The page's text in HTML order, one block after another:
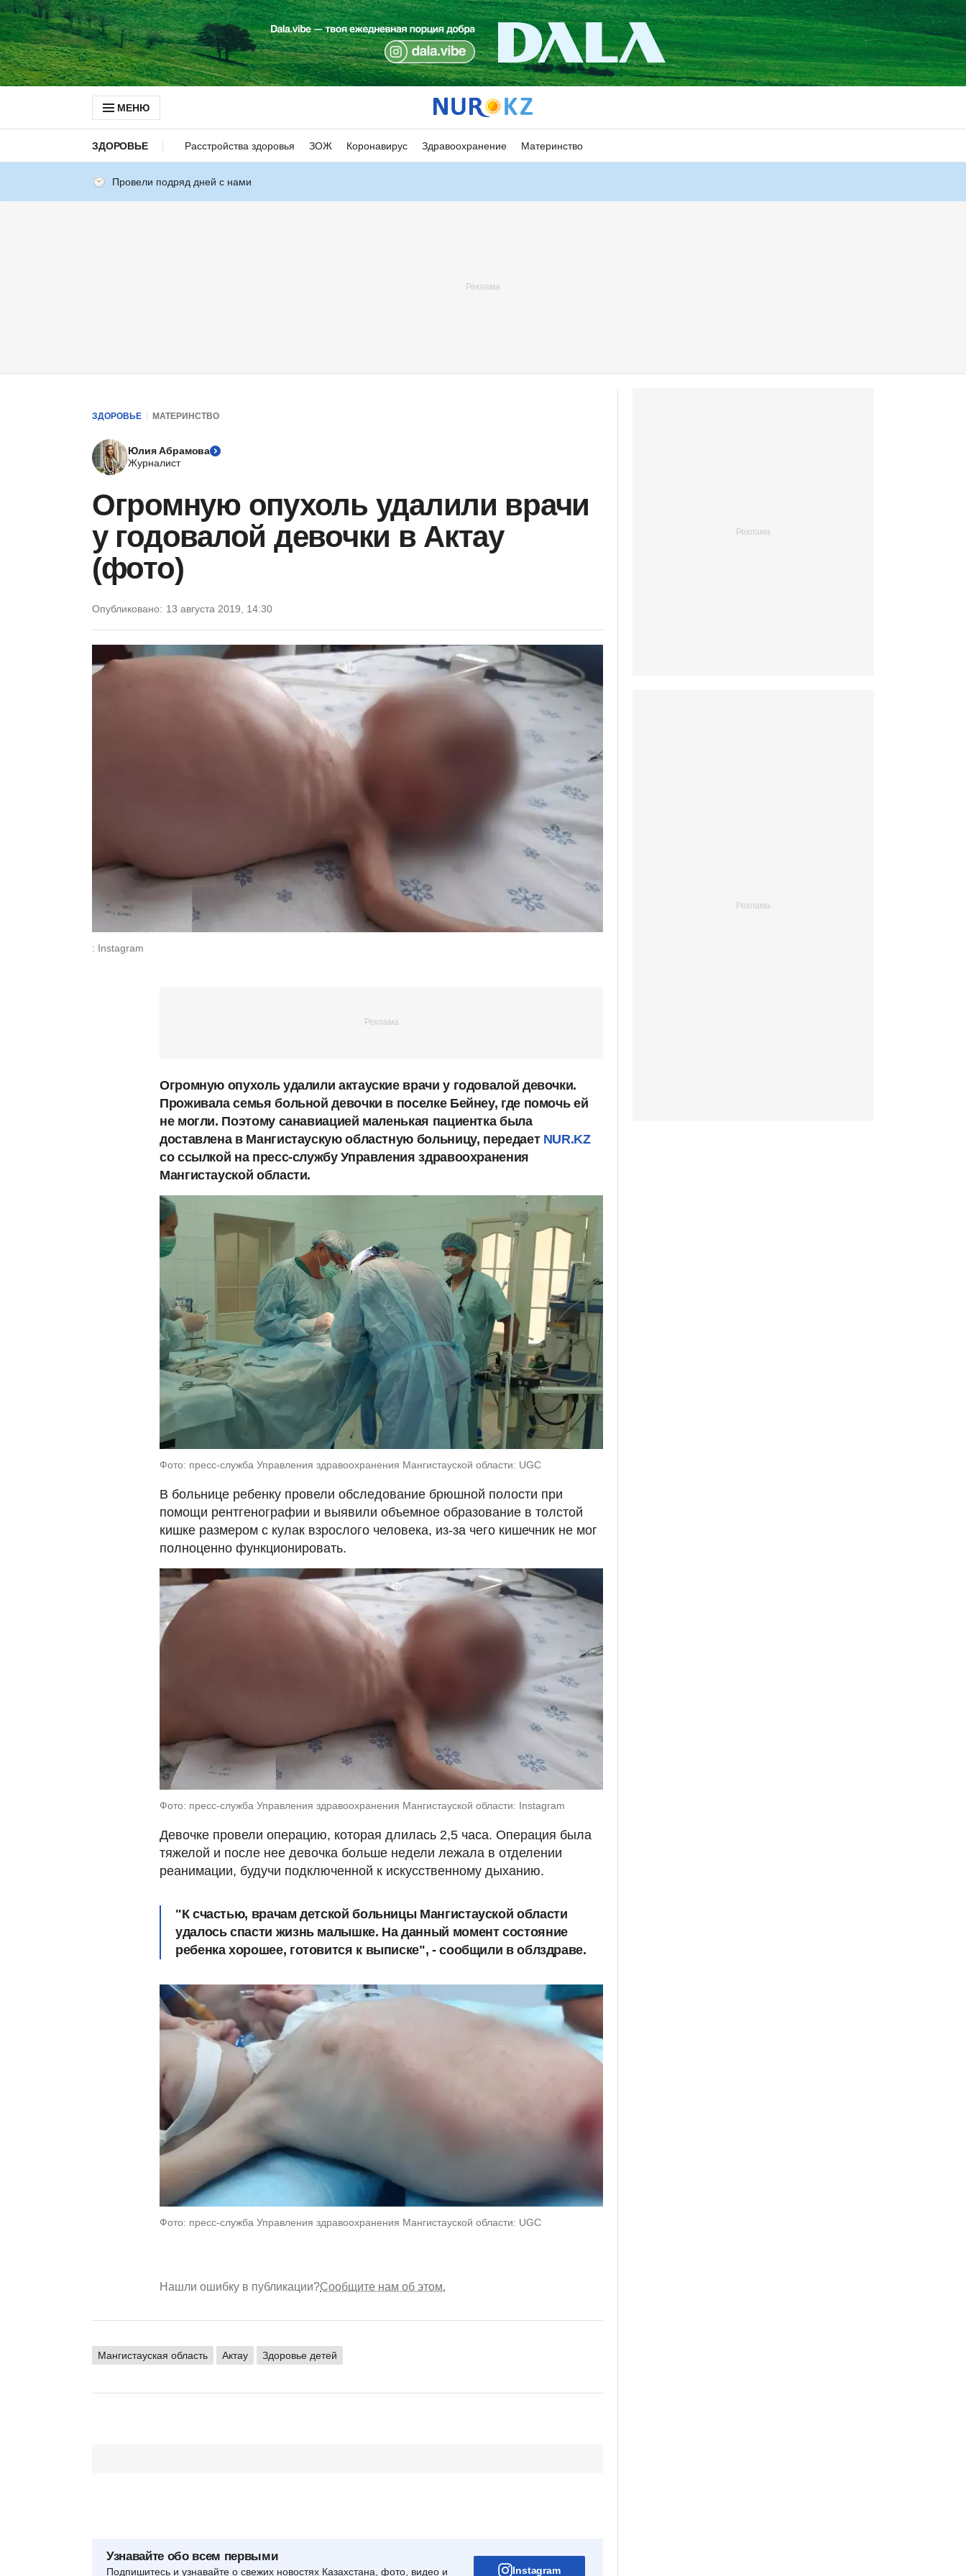
МЕНЮ
ЗДОРОВЬЕ Расстройства здоровья ЗОЖ Коронавирус Здравоохранение Материнство
Провели подряд дней с нами
ЗДОРОВЬЕ МАТЕРИНСТВО
Юлия Абрамова
Журналист
Огромную опухоль удалили врачи
у годовалой девочки в Актау
(фото)
Опубликовано: 13 августа 2019, 14:30
: Instagram
Огромную опухоль удалили актауские врачи у годовалой девочки.
Проживала семья больной девочки в поселке Бейнеу, где помочь ей
не могли. Поэтому санавиацией маленькая пациентка была
доставлена в Мангистаускую областную больницу, передает NUR.KZ
со ссылкой на пресс-службу Управления здравоохранения
Мангистауской области.
Фото: пресс-служба Управления здравоохранения Мангистауской области: UGC
В больнице ребенку провели обследование брюшной полости при
помощи рентгенографии и выявили объемное образование в толстой
кишке размером с кулак взрослого человека, из-за чего кишечник не мог
полноценно функционировать.
Фото: пресс-служба Управления здравоохранения Мангистауской области: Instagram
Девочке провели операцию, которая длилась 2,5 часа. Операция была
тяжелой и после нее девочка больше недели лежала в отделении
реанимации, будучи подключенной к искусственному дыханию.
"К счастью, врачам детской больницы Мангистауской области
удалось спасти жизнь малышке. На данный момент состояние
ребенка хорошее, готовится к выписке", - сообщили в облздраве.
Фото: пресс-служба Управления здравоохранения Мангистауской области: UGC
Нашли ошибку в публикации?Сообщите нам об этом.
Мангистауская область Актау Здоровье детей
Узнавайте обо всем первыми
Подпишитесь и узнавайте о свежих новостях Казахстана, фото, видео и Instagram